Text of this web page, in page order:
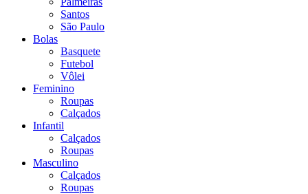
Santos
São Paulo
Bolas
Basquete
Futebol
Vôlei
Feminino
Roupas
Calçados
Infantil
Calçados
Roupas
Masculino
Calçados
Roupas